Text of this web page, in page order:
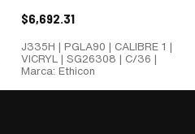
$6,692.31
J335H | PGLA90 | CALIBRE 1 |
VICRYL | SG26308 | C/36 |
Marca: Ethicon